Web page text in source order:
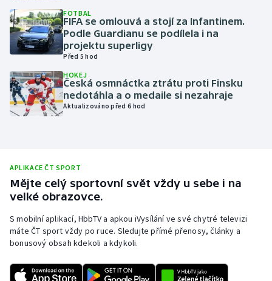
Moderní pětiboj
Motorsport
Parasport
Ragby
Rychlostní kanoistika
Short track
FOTBAL
FIFA se omlouvá a stojí za Infantinem.
Podle Guardianu se podílela i na
projektu superligy
Před 5 hod
HOKEJ
Česká osmnáctka ztrátu proti Finsku
nedotáhla a o medaile si nezahraje
Aktualizováno před 6 hod
APLIKACE ČT SPORT
Mějte celý sportovní svět vždy u sebe i na
velké obrazovce.
S mobilní aplikací, HbbTV a apkou iVysílání ve své chytré televizi
máte ČT sport vždy po ruce. Sledujte přímé přenosy, články a
bonusový obsah kdekoli a kdykoli.